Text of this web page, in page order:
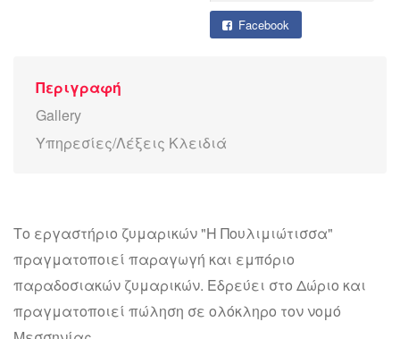
Facebook
Περιγραφή
Gallery
Υπηρεσίες/Λέξεις Κλειδιά
Το εργαστήριο ζυμαρικών "Η Πουλιμιώτισσα"
πραγματοποιεί παραγωγή και εμπόριο
παραδοσιακών ζυμαρικών. Εδρεύει στο Δώριο και
πραγματοποιεί πώληση σε ολόκληρο τον νομό